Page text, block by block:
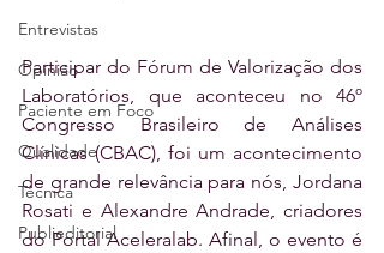
Entrevistas
Opinião
Paciente em Foco
Qualidade
Técnica
Publieditorial
Participar do Fórum de Valorização dos
Laboratórios, que aconteceu no 46º
Congresso Brasileiro de Análises
Clínicas (CBAC), foi um acontecimento
de grande relevância para nós, Jordana
Rosati e Alexandre Andrade, criadores
do Portal Aceleralab. Afinal, o evento é